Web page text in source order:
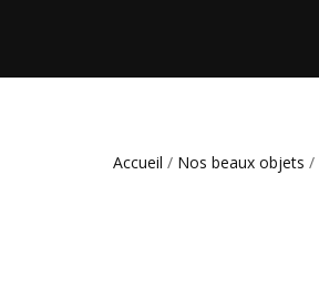
Accueil / Nos beaux objets /